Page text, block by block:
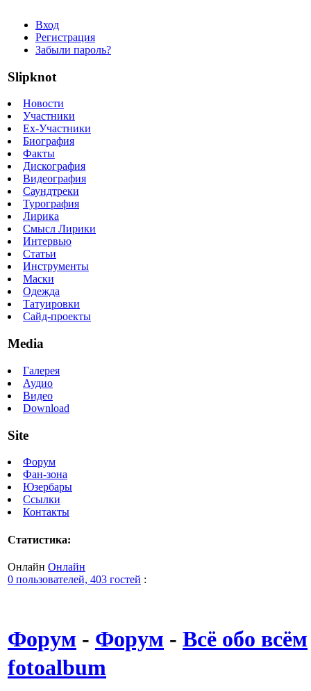
Вход
Регистрация
Забыли пароль?
Slipknot
Новости
Участники
Ex-Участники
Биография
Факты
Дискография
Видеография
Саундтреки
Турография
Лирика
Смысл Лирики
Интервью
Статьи
Инструменты
Маски
Одежда
Татуировки
Сайд-проекты
Media
Галерея
Аудио
Видео
Download
Site
Форум
Фан-зона
Юзербары
Ссылки
Контакты
Статистика:
Онлайн Онлайн
0 пользователей, 403 гостей :
Форум - Форум - Всё обо всём
fotoalbum